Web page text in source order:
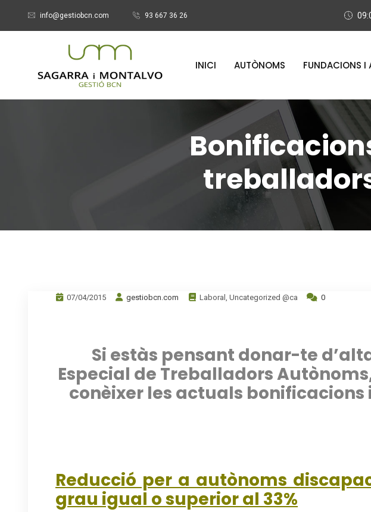
info@gestiobcn.com 93 667 36 26
INICI AUTÒNOMS FUNDACIONS I
07/04/2015 gestiobcn.com Laboral , Uncategorized @ca 0
Si estàs pensant donar-te
Especial de Treballadors
conèixer les actuals bonificacions
Reducció per a autònoms
grau igual o superior al 33%